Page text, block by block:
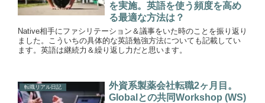
を実施。英語を使う頻度を高め
る最適な方法は？
Native相手にファシリテーション＆議事をいた時のことを振り返り
ました。こういちの具体的な英語勉強方法についても記載してい
ます。英語は継続力＆繰り返し力だと思います。
転職リアル日記
外資系製薬会社転職2ヶ月目。
Globalとの共同Workshop (WS)